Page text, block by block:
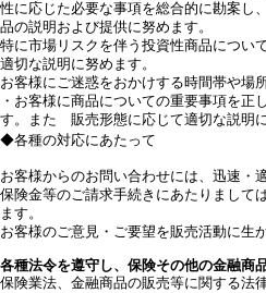
性に応じた必要な事項を総合的に勘案し
品の説明および提供に努めます。
特に市場リスクを伴う投資性商品につ
適切な説明に努めます。
お客様にご迷惑をおかけする時間帯や場
・お客様に商品についての重要事項を正
す。また 販売形態に応じて適切な説明に
◆各種の対応にあたって
お客様からのお問い合わせには、迅速・
保険金等のご請求手続きにあたりまして
ます。
お客様のご意見・ご要望を販売活動に生
各種法令を遵守し、保険その他の金融商
保険業法、金融商品の販売等に関する法